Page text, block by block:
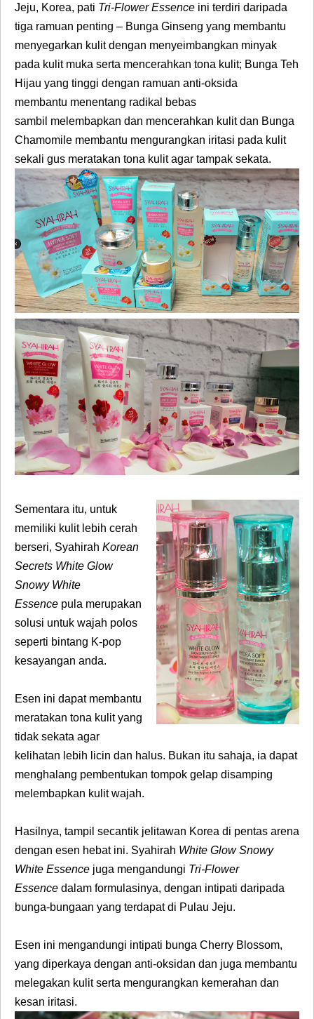
Jeju, Korea, pati Tri-Flower Essence ini terdiri daripada
tiga ramuan penting – Bunga Ginseng yang membantu
menyegarkan kulit dengan menyeimbangkan minyak
pada kulit muka serta mencerahkan tona kulit; Bunga Teh
Hijau yang tinggi dengan ramuan anti-oksida
membantu menentang radikal bebas
sambil melembapkan dan mencerahkan kulit dan Bunga
Chamomile membantu mengurangkan iritasi pada kulit
sekali gus meratakan tona kulit agar tampak sekata.
Sementara itu, untuk
memiliki kulit lebih cerah
berseri, Syahirah Korean
Secrets White Glow
Snowy White
Essence pula merupakan
solusi untuk wajah polos
seperti bintang K-pop
kesayangan anda.
Esen ini dapat membantu
meratakan tona kulit yang
tidak sekata agar
kelihatan lebih licin dan halus. Bukan itu sahaja, ia dapat
menghalang pembentukan tompok gelap disamping
melembapkan kulit wajah.
Hasilnya, tampil secantik jelitawan Korea di pentas arena
dengan esen hebat ini. Syahirah White Glow Snowy
White Essence juga mengandungi Tri-Flower
Essence dalam formulasinya, dengan intipati daripada
bunga-bungaan yang terdapat di Pulau Jeju.
Esen ini mengandungi intipati bunga Cherry Blossom,
yang diperkaya dengan anti-oksidan dan juga membantu
melegakan kulit serta mengurangkan kemerahan dan
kesan iritasi.